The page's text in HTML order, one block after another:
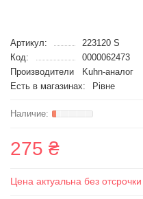
Артикул:
223120 S
Код:
0000062473
Производители
Kuhn-аналог
Есть в магазинах:
Рівне
275 ₴
Цена актуальна без